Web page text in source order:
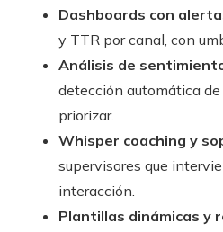
Dashboards con
y TTR por canal, con
Análisis de
detección automática
priorizar.
Whisper coaching y
supervisores que
interacción.
Plantillas dinámicas y